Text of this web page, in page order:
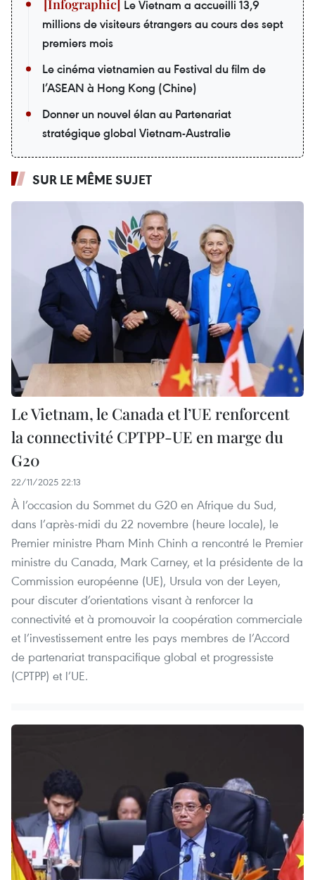
Le Vietnam a accueilli 13,9
millions de visiteurs étrangers au cours des sept
premiers mois
Le cinéma vietnamien au Festival du film de
l’ASEAN à Hong Kong (Chine)
Donner un nouvel élan au Partenariat
stratégique global Vietnam-Australie
SUR LE MÊME SUJET
Le Vietnam, le Canada et l’UE renforcent
la connectivité CPTPP-UE en marge du
G20
22/11/2025 22:13
À l’occasion du Sommet du G20 en Afrique du Sud,
dans l’après-midi du 22 novembre (heure locale), le
Premier ministre Pham Minh Chinh a rencontré le Premier
ministre du Canada, Mark Carney, et la présidente de la
Commission européenne (UE), Ursula von der Leyen,
pour discuter d’orientations visant à renforcer la
connectivité et à promouvoir la coopération commerciale
et l’investissement entre les pays membres de l’Accord
de partenariat transpacifique global et progressiste
(CPTPP) et l’UE.